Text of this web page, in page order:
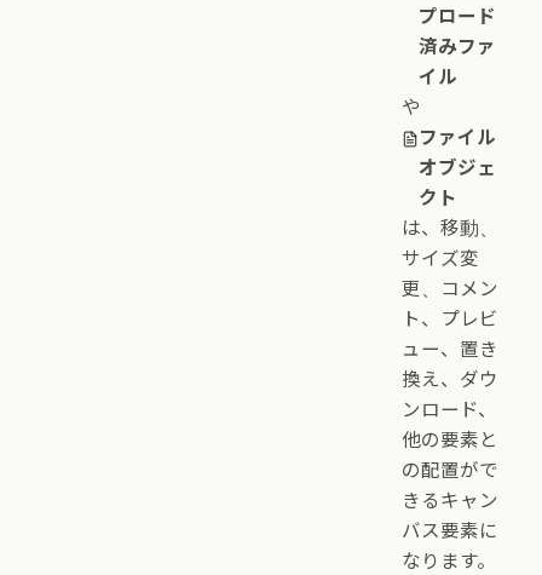
プロード
済みファ
イル
や
ファイル
オブジェ
クト
は、移動、
サイズ変
更、コメン
ト、プレビ
ュー、置き
換え、ダウ
ンロード、
他の要素と
の配置がで
きるキャン
バス要素に
なります。